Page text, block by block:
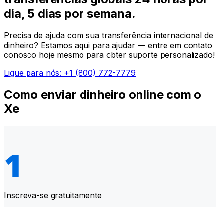
dia, 5 dias por semana.
Precisa de ajuda com sua transferência internacional de
dinheiro? Estamos aqui para ajudar — entre em contato
conosco hoje mesmo para obter suporte personalizado!
Ligue para nós: +1 (800) 772-7779
Como enviar dinheiro online com o
Xe
Inscreva-se gratuitamente